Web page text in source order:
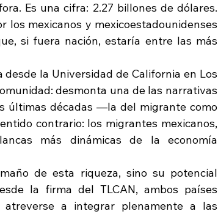
Es una cifra: 2.27 billones de dólares.
los mexicanos y mexicoestadounidenses
si fuera nación, estaría entre las más
la Universidad de California en Los
desmonta una de las narrativas
últimas décadas —la del migrante como
contrario: los migrantes mexicanos,
más dinámicas de la economía
de esta riqueza, sino su potencial
la firma del TLCAN, ambos países
a integrar plenamente a las